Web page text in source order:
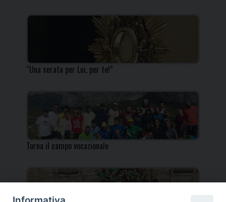
“Una serata per Lui, per te!”
Torna il campo vocazionale